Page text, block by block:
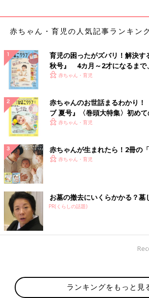
赤ちゃん・育児の人気記事ランキン
育児の困ったがズバリ！解決す
秋号』 4カ月～2才になるまで
いっぱい！
赤ちゃん・育児
赤ちゃんのお世話まるわかり！
ブ 夏号』〈巻頭大特集〉初め
く！ おっぱい・ミルクの基本と
赤ちゃん・育児
赤ちゃんが生まれたら！2冊の
赤ちゃん・育児
お墓の撤去にいくらかかる？墓
PR(くらしの話題)
ランキングをもっと見